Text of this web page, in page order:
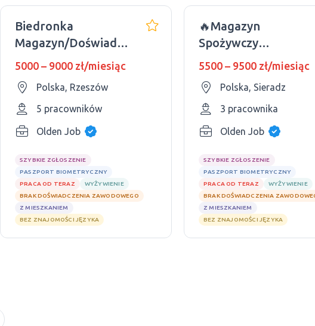
Biedronka
Magazyn/Doświadczenie
zawodowe/Dla
5000 – 9000 zł/miesiąc
Polska, Rzeszów
5 pracowników
Olden Job
SZYBKIE ZGŁOSZENIE
PASZPORT BIOMETRYCZNY
PRACA OD TERAZ
WYŻYWIENIE
BRAK DOŚWIADCZENIA ZAWODOWEGO
Z MIESZKANIEM
BEZ ZNAJOMOŚCI JĘZYKA
🔥Magazyn
Spożywczy
Biedronka/Praca
5500 – 9500 zł/miesiąc
Polska, Sieradz
3 pracownika
Olden Job
SZYBKIE ZGŁOSZENIE
PASZPORT BIOMETRYCZNY
PRACA OD TERAZ
WYŻYWIENIE
BRAK DOŚWIADCZENIA
Z MIESZKANIEM
BEZ ZNAJOMOŚCI JĘZYKA